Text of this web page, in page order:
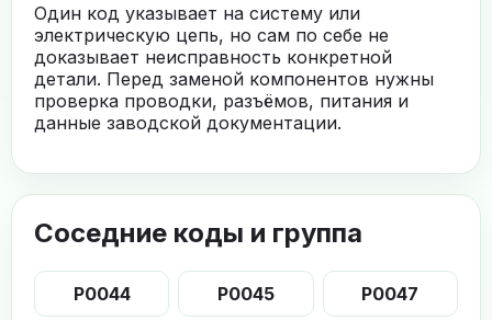
Один код указывает на систему или
электрическую цепь, но сам по себе не
доказывает неисправность конкретной
детали. Перед заменой компонентов нужны
проверка проводки, разъёмов, питания и
данные заводской документации.
Соседние коды и группа
P0044 P0045 P0047